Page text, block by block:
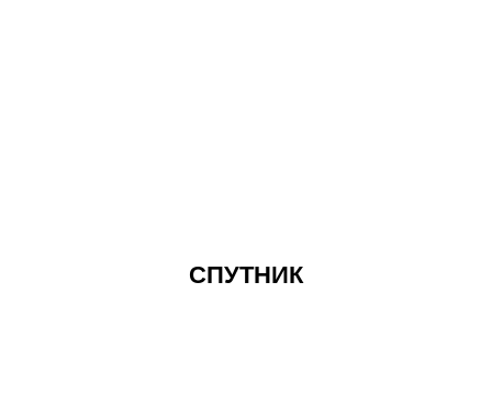
СПУТНИК